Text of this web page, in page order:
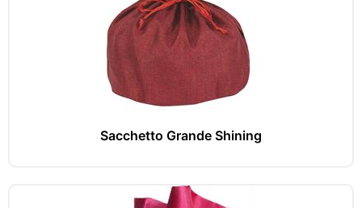
Sacchetto Grande Shining